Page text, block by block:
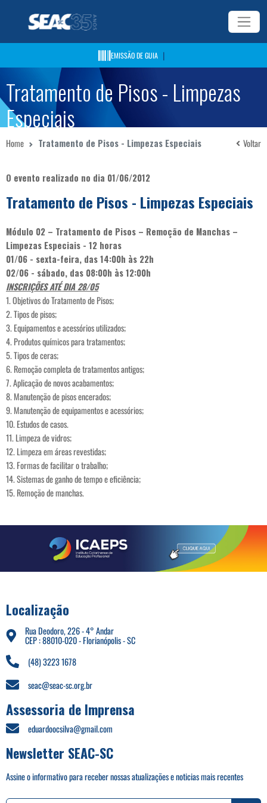
EMISSÃO DE GUIA |
Tratamento de Pisos - Limpezas
Especiais
Home Tratamento de Pisos - Limpezas Especiais Voltar
O evento realizado no dia 01/06/2012
Tratamento de Pisos - Limpezas Especiais
Módulo 02 – Tratamento de Pisos – Remoção de Manchas –
Limpezas Especiais - 12 horas
01/06 - sexta-feira, das 14:00h às 22h
02/06 - sábado, das 08:00h às 12:00h
INSCRIÇÕES ATÉ DIA 28/05
1. Objetivos do Tratamento de Pisos;
2. Tipos de pisos;
3. Equipamentos e acessórios utilizados;
4. Produtos químicos para tratamentos;
5. Tipos de ceras;
6. Remoção completa de tratamentos antigos;
7. Aplicação de novos acabamentos;
8. Manutenção de pisos encerados;
9. Manutenção de equipamentos e acessórios;
10. Estudos de casos.
11. Limpeza de vidros;
12. Limpeza em áreas revestidas;
13. Formas de facilitar o trabalho;
14. Sistemas de ganho de tempo e eficiência;
15. Remoção de manchas.
Localização
Rua Deodoro, 226 - 4° Andar
CEP : 88010-020 - Florianópolis - SC
(48) 3223 1678
seac@seac-sc.org.br
Assessoria de Imprensa
eduardoocsilva@gmail.com
Newsletter SEAC-SC
Assine o informativo para receber nossas atualizações e noticias mais recentes